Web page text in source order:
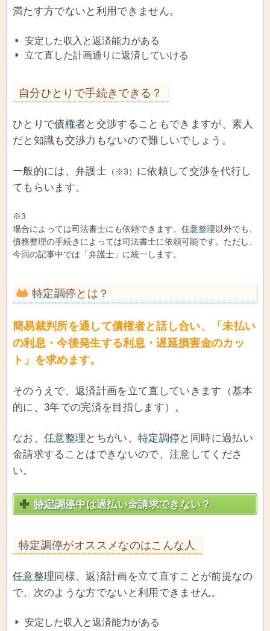
満たす方でないと利用できません。
安定した収入と返済能力がある
立て直した計画通りに返済していける
自分ひとりで手続きできる？
ひとりで債権者と交渉することもできますが、素人
だと知識も交渉力もないので難しいでしょう。
一般的には、弁護士 （※3） に依頼して交渉を代行し
てもらいます。
※3
場合によっては司法書士にも依頼できます。 任意整理以外でも、
債務整理の手続きによっては司法書士に依頼可能です。ただし、
今回の記事中では「弁護士」に統一します。
特定調停とは？
簡易裁判所を通して債権者と話し合い、「未払い
の利息 ・今後発生する利息 ・遅延損害金のカッ
ト」を求めます。
そのうえで、返済計画を立て直していきます（基本
的に、3年での完済を目指します）。
なお、任意整理とちがい、特定調停と同時に過払い
金請求することはできないので、注意してくださ
い。
特定調停中は過払い金請求できない？
特定調停がオススメなのはこんな人
任意整理 同様、返済計画を立て直すことが前提なの
で、次のような方でないと利用できません。
安定した収入と返済能力がある